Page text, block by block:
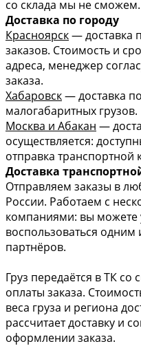
со склада мы не сможем.
Доставка по городу
Красноярск— доставка
заказов. Стоимость и
адреса, менеджер
заказа.
Хабаровск— доставка
малогабаритных грузов.
Москва и Абакан —
осуществляется:
отправка транспортной
Доставка
Отправляем заказы в
России. Работаем с
компаниями: вы можете
воспользоваться
партнёров.
Груз передаётся в ТК
оплаты заказа.
веса груза и региона
рассчитает доставку и
оформлении заказа.